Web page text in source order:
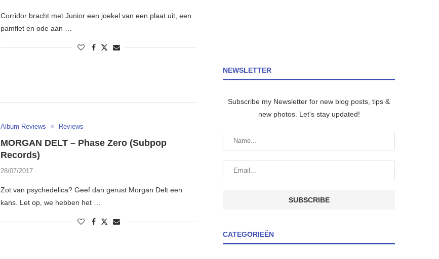
Corridor bracht met Junior een joekel van een plaat uit, een
pamflet en ode aan …
Album Reviews Reviews
MORGAN DELT – Phase Zero (Subpop
Records)
28/07/2017
Zot van psychedelica? Geef dan gerust Morgan Delt een
kans. Let op, we hebben het …
NEWSLETTER
Subscribe my Newsletter for new blog posts, tips &
new photos. Let's stay updated!
CATEGORIEËN